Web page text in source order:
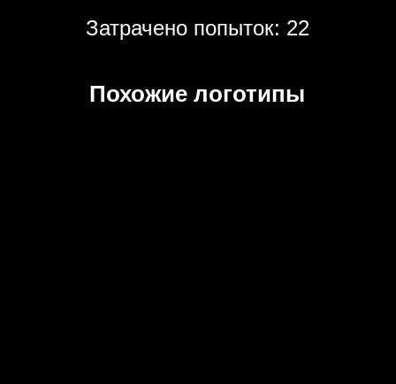
Затрачено попыток: 22
Похожие логотипы